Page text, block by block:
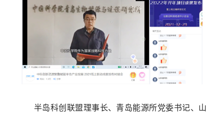
半岛科创联盟理事长、青岛能源所党委书记、山